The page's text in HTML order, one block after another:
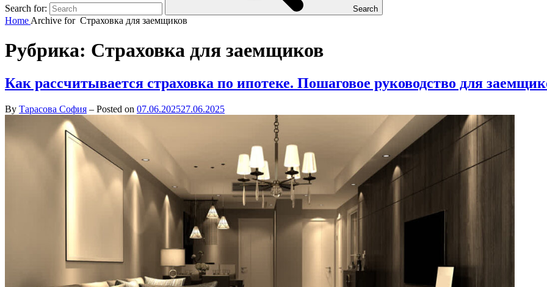
Search for: Search
Home Archive for Страховка для заемщиков
Рубрика: Страховка для заемщиков
Как рассчитывается страховка по ипотеке. Пошаговое руководство для
By Тарасова София – Posted on 07.06.202527.06.2025